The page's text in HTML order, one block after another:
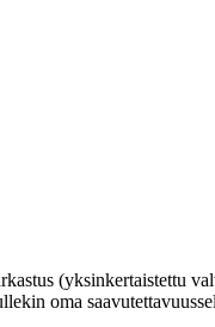
(yksinkertaistettu
oma